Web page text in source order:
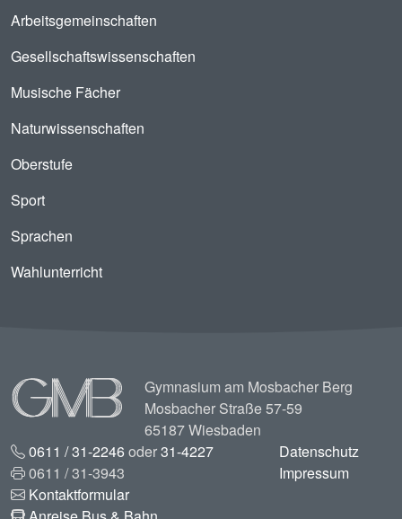
Arbeitsgemeinschaften
Gesellschaftswissenschaften
Musische Fächer
Naturwissenschaften
Oberstufe
Sport
Sprachen
Wahlunterricht
Image
Gymnasium am Mosbacher Berg
Mosbacher Straße 57-59
65187 Wiesbaden
0611 / 31-2246oder31-4227
0611 / 31-3943
Kontaktformular
Datenschutz
Impressum